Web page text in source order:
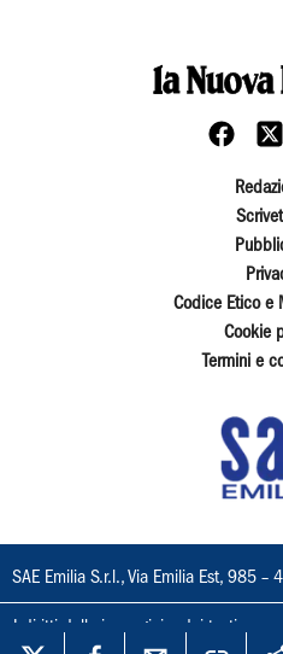
Codice Etico e
Cookie
Termini e
SAE Emilia S.r.l., Via Emilia Est, 985
I diritti delle immagini e dei testi sono